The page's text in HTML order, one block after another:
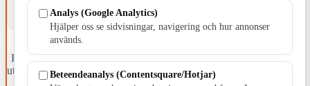
Fristående webbtidningsföretag grundat 1991 som sedan 2002 ger
ut tidningen Skillingaryd.nu och 2010 lanserades Värnamo.nu. Från
april 2026 omfattar Skillingaryd.nu tre kommuner: Gnosjö,
Analys (Google Analytics)
Hjälper oss se sidvisningar, navigering och hur annonser
används.
Beteendeanalys (Contentsquare/Hotjar)